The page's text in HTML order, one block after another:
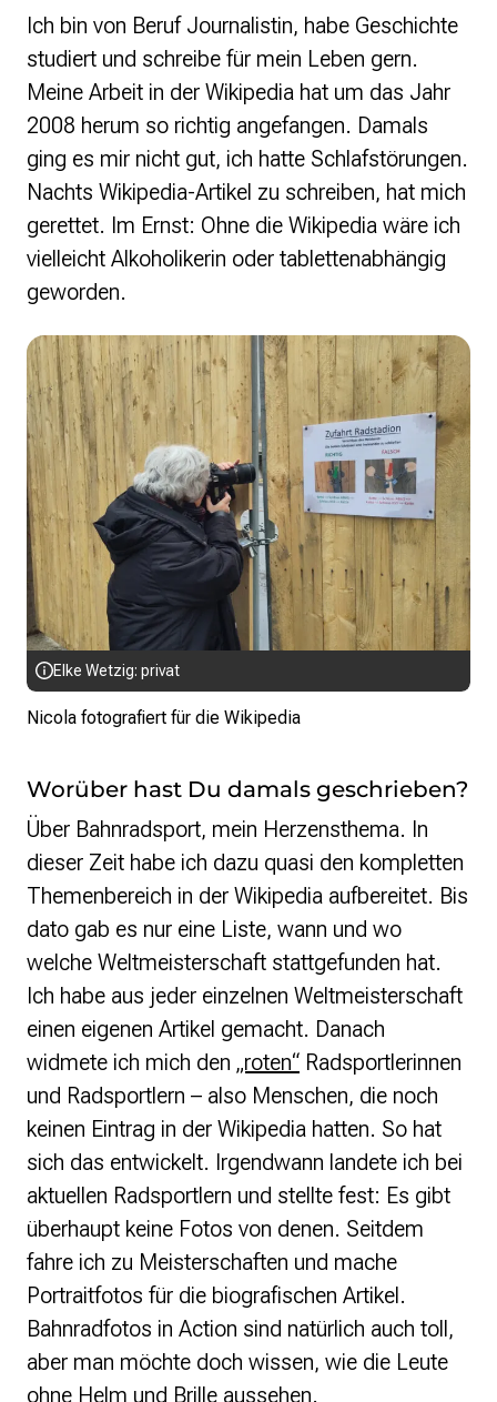
Ich bin von Beruf Journalistin, habe Geschichte
studiert und schreibe für mein Leben gern.
Meine Arbeit in der Wikipedia hat um das Jahr
2008 herum so richtig angefangen. Damals
ging es mir nicht gut, ich hatte Schlafstörungen.
Nachts Wikipedia-Artikel zu schreiben, hat mich
gerettet. Im Ernst: Ohne die Wikipedia wäre ich
vielleicht Alkoholikerin oder tablettenabhängig
geworden.
Elke Wetzig: privat
Nicola fotografiert für die Wikipedia
Worüber hast Du damals geschrieben?
Über Bahnradsport, mein Herzensthema. In
dieser Zeit habe ich dazu quasi den kompletten
Themenbereich in der Wikipedia aufbereitet. Bis
dato gab es nur eine Liste, wann und wo
welche Weltmeisterschaft stattgefunden hat.
Ich habe aus jeder einzelnen Weltmeisterschaft
einen eigenen Artikel gemacht. Danach
widmete ich mich den „roten“ Radsportlerinnen
und Radsportlern – also Menschen, die noch
keinen Eintrag in der Wikipedia hatten. So hat
sich das entwickelt. Irgendwann landete ich bei
aktuellen Radsportlern und stellte fest: Es gibt
überhaupt keine Fotos von denen. Seitdem
fahre ich zu Meisterschaften und mache
Portraitfotos für die biografischen Artikel.
Bahnradfotos in Action sind natürlich auch toll,
aber man möchte doch wissen, wie die Leute
ohne Helm und Brille aussehen.